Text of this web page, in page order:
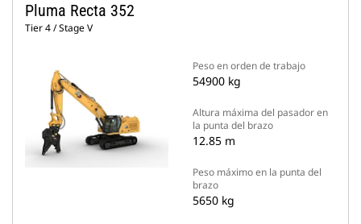
Pluma Recta 352
Tier 4 / Stage V
Peso en orden de trabajo
54900 kg
Altura máxima del pasador en
la punta del brazo
12.85 m
Peso máximo en la punta del
brazo
5650 kg